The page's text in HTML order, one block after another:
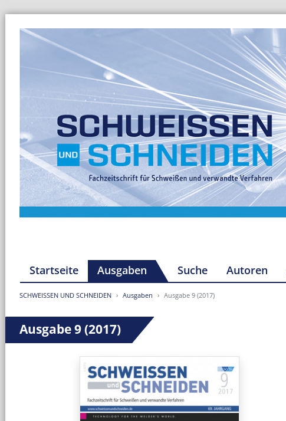
Startseite Ausgaben Suche Autoren
SCHWEISSEN UND SCHNEIDEN Ausgaben Ausgabe 9 (2017)
Ausgabe 9 (2017)